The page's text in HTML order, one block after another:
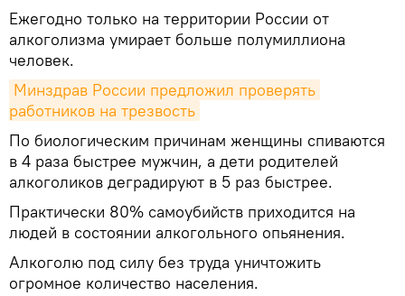
Ежегодно только на территории России от
алкоголизма умирает больше полумиллиона
человек.
Минздрав России предложил проверять
работников на трезвость
По биологическим причинам женщины спиваются
в 4 раза быстрее мужчин, а дети родителей
алкоголиков деградируют в 5 раз быстрее.
Практически 80% самоубийств приходится на
людей в состоянии алкогольного опьянения.
Алкоголю под силу без труда уничтожить
огромное количество населения.